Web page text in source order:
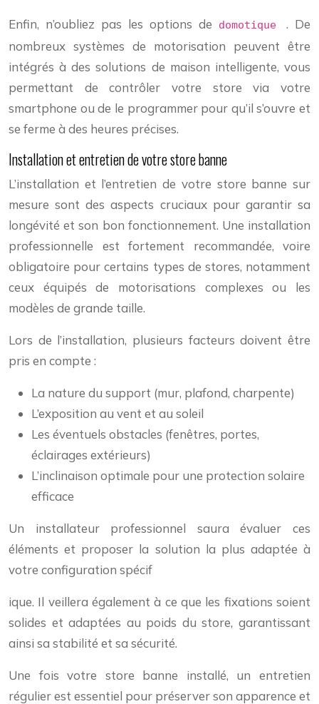
Enfin, n’oubliez pas les options de domotique . De
nombreux systèmes de motorisation peuvent être
intégrés à des solutions de maison intelligente, vous
permettant de contrôler votre store via votre
smartphone ou de le programmer pour qu’il s’ouvre et
se ferme à des heures précises.
Installation et entretien de votre store banne
L’installation et l’entretien de votre store banne sur
mesure sont des aspects cruciaux pour garantir sa
longévité et son bon fonctionnement. Une installation
professionnelle est fortement recommandée, voire
obligatoire pour certains types de stores, notamment
ceux équipés de motorisations complexes ou les
modèles de grande taille.
Lors de l’installation, plusieurs facteurs doivent être
pris en compte :
La nature du support (mur, plafond, charpente)
L’exposition au vent et au soleil
Les éventuels obstacles (fenêtres, portes,
éclairages extérieurs)
L’inclinaison optimale pour une protection solaire
efficace
Un installateur professionnel saura évaluer ces
éléments et proposer la solution la plus adaptée à
votre configuration spécif
ique. Il veillera également à ce que les fixations soient
solides et adaptées au poids du store, garantissant
ainsi sa stabilité et sa sécurité.
Une fois votre store banne installé, un entretien
régulier est essentiel pour préserver son apparence et